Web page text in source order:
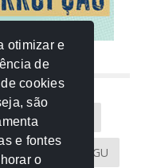
CGU
otimizar e
de
cookies
são
e fontes
o